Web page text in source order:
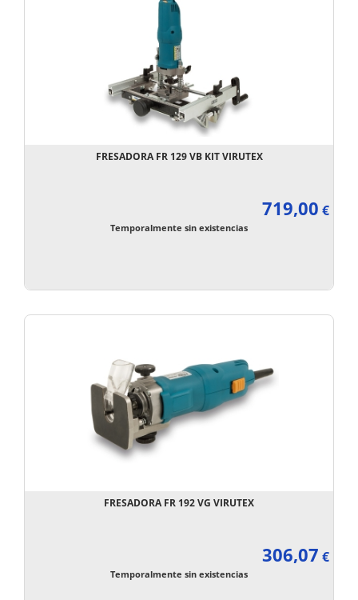
FRESADORA FR 129 VB KIT VIRUTEX
719,00 €
Temporalmente sin existencias
FRESADORA FR 192 VG VIRUTEX
306,07 €
Temporalmente sin existencias